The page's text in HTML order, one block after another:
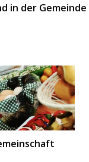
in der Gemeinde